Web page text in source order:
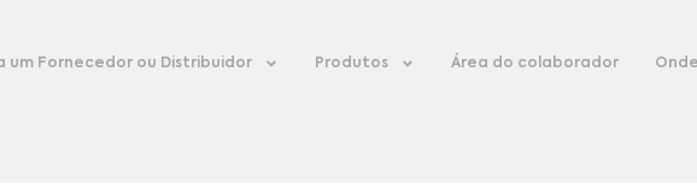
um Fornecedor ou Distribuidor Produtos Área do colaborador